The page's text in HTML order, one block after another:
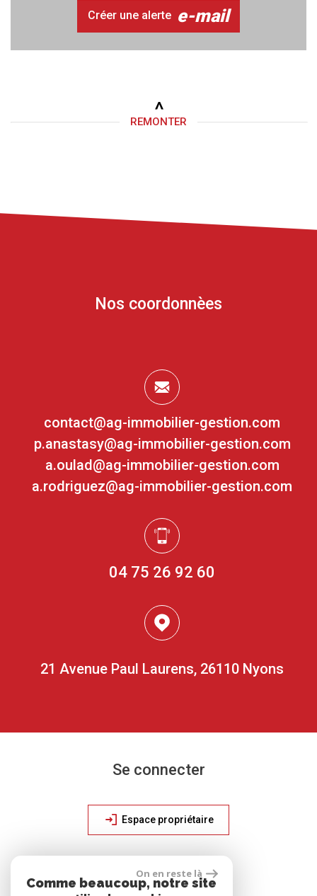
Créer une alerte e-mail
REMONTER
Nos coordonnèes
04 75 26 92 60
contact@ag-immobilier-gestion.com
p.anastasy@ag-immobilier-gestion.com
a.oulad@ag-immobilier-gestion.com
a.rodriguez@ag-immobilier-gestion.com
21 Avenue Paul Laurens, 26110 Nyons
Se connecter
Espace propriétaire
site réalisé par
On en reste là
Comme beaucoup, notre site